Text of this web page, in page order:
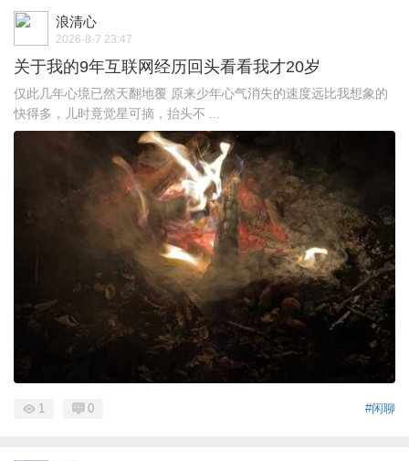
浪清心
2026-8-7 23:47
关于我的9年互联网经历回头看看我才20岁
仅此几年心境已然天翻地覆 原来少年心气消失的速度远比我想象的
快得多，儿时竟觉星可摘，抬头不 ...
#闲聊
1 0